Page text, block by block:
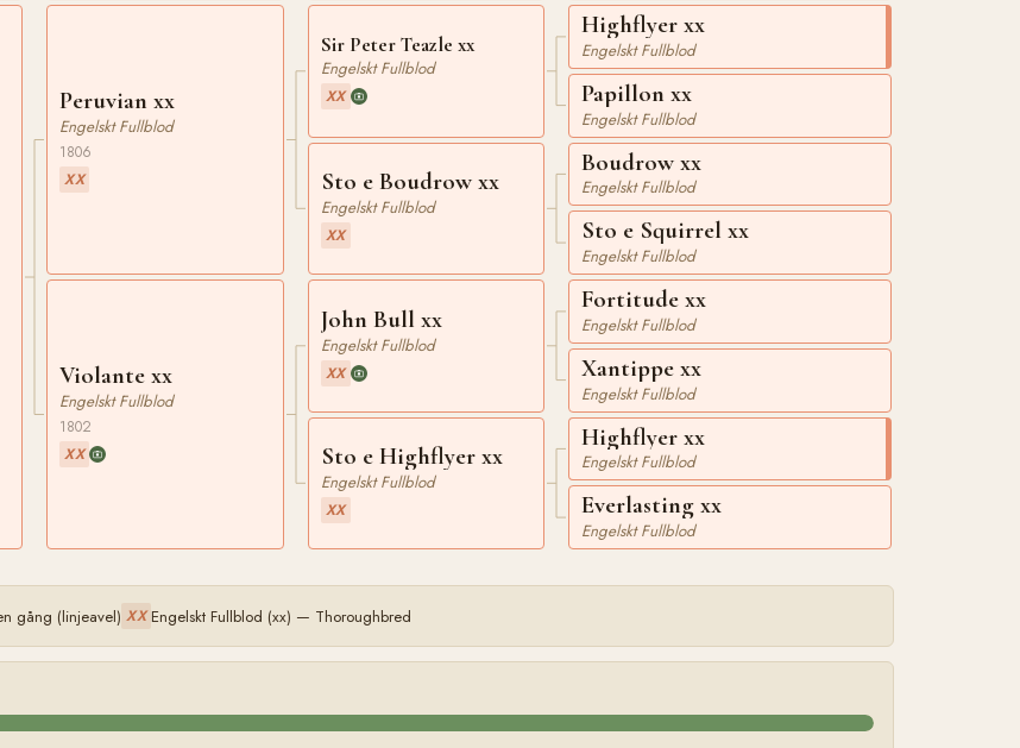
Peruvian xx
Engelskt Fullblod
1806
XX
Violante xx
Engelskt Fullblod
1802
XX
Sir Peter Teazle xx
Engelskt Fullblod
XX
Sto e Boudrow xx
Engelskt Fullblod
XX
John Bull xx
Engelskt Fullblod
XX
Sto e Highflyer xx
Engelskt Fullblod
XX
Highflyer xx
Engelskt Fullblod
Papillon xx
Engelskt Fullblod
Boudrow xx
Engelskt Fullblod
Sto e Squirrel xx
Engelskt Fullblod
Fortitude xx
Engelskt Fullblod
Xantippe xx
Engelskt Fullblod
Highflyer xx
Engelskt Fullblod
Everlasting xx
Engelskt Fullblod
gång (linjeavel) XX Engelskt Fullblod (xx) — Thoroughbred